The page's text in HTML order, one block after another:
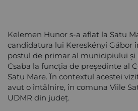
Kelemen Hunor s-a aflat la Satu
candidatura lui Kereskényi Gábor
postul de primar al municipiului și
Csaba la funcția de președinte al
Satu Mare. În contextul acestei
avut o întâlnire, în comuna Viile
UDMR din județ.